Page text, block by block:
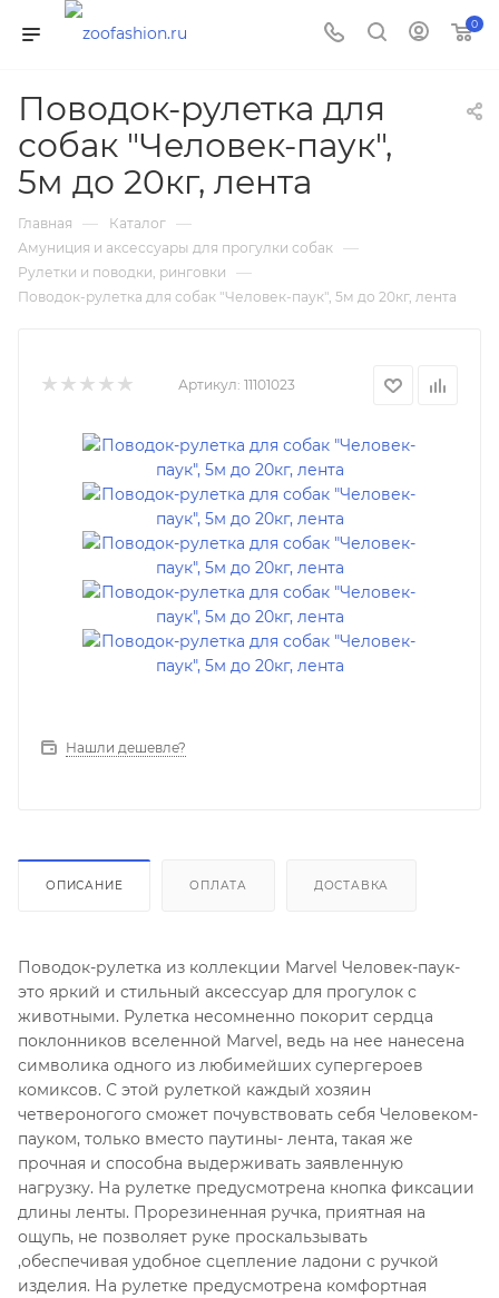
0
Поводок-рулетка для
собак "Человек-паук",
5м до 20кг, лента
Главная — Каталог —
Амуниция и аксессуары для прогулки собак —
Рулетки и поводки, ринговки —
Поводок-рулетка для собак "Человек-паук", 5м до 20кг, лента
Артикул: 11101023
Нашли дешевле?
ОПИСАНИЕ ОПЛАТА ДОСТАВКА
Поводок-рулетка из коллекции Marvel Человек-паук-
это яркий и стильный аксессуар для прогулок с
животными. Рулетка несомненно покорит сердца
поклонников вселенной Marvel, ведь на нее нанесена
символика одного из любимейших супергероев
комиксов. С этой рулеткой каждый хозяин
четвероногого сможет почувствовать себя Человеком-
пауком, только вместо паутины- лента, такая же
прочная и способна выдерживать заявленную
нагрузку. На рулетке предусмотрена кнопка фиксации
длины ленты. Прорезиненная ручка, приятная на
ощупь, не позволяет руке проскальзывать
,обеспечивая удобное сцепление ладони с ручкой
изделия. На рулетке предусмотрена комфортная